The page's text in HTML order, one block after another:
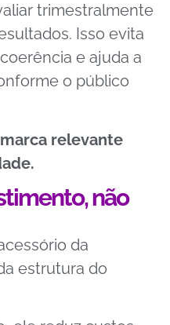
trimestralmente
Isso evita
e ajuda a
o público
relevante
não
da
estrutura do